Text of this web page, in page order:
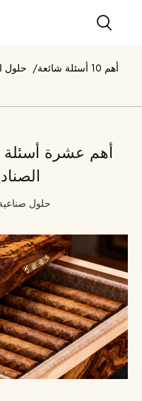
حلول /أهم 10 أسئلة شائعة
أهم عشرة أسئلة
حلول